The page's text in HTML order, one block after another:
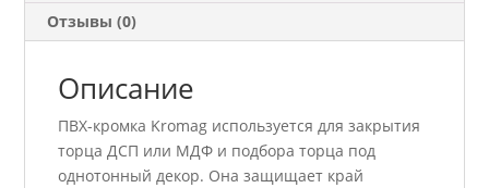
Отзывы (0)
Описание
ПВХ-кромка Kromag используется для закрытия
торца ДСП или МДФ и подбора торца под
однотонный декор. Она защищает край